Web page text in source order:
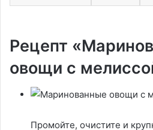
Рецепт
овощи с
Промойте, очистите и